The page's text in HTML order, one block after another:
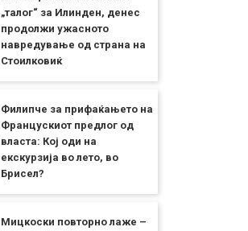
„талог“ за Илинден, денес
продолжи ужасното
навредување од страна на
Стоилковиќ
Филипче за прифаќањето на
Францускиот предлог од
власта: Кој оди на
екскурзија во лето, во
Брисел?
Мицкоски повторно лаже –